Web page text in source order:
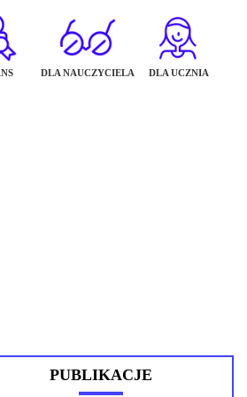
DLA NAUCZYCIELA DLA UCZNIA
PUBLIKACJE